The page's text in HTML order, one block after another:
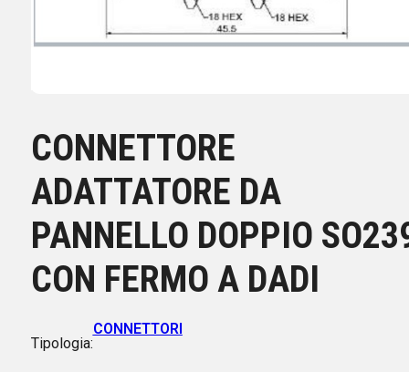
CONNETTORE
ADATTATORE DA
PANNELLO DOPPIO
CON FERMO A DADI
Tipologia:
CONNETTORI